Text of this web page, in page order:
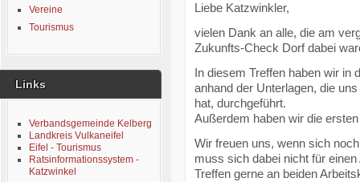
Vereine
Tourismus
Links
Verbandsgemeinde Kelberg
Landkreis Vulkaneifel
Eifel - Tourismus
Ratsinformationssystem -
Katzwinkel
Liebe Katzwinkler,
vielen Dank an alle, die am
Zukunfts-Check Dorf dabei
In diesem Treffen haben wir
anhand der Unterlagen, die
hat, durchgeführt.
Außerdem haben wir die
Wir freuen uns, wenn sich
muss sich dabei nicht für
Treffen gerne an beiden